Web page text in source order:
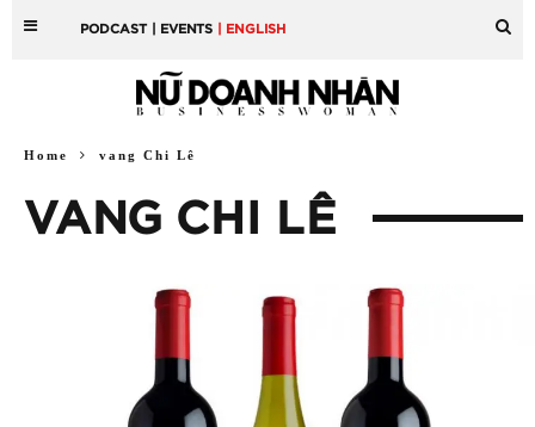
PODCAST | EVENTS | ENGLISH
Home vang Chi Lê
VANG CHI LÊ